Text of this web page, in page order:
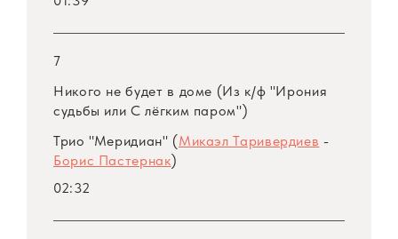
7
Никого не будет в доме (Из к/ф "Ирония
судьбы или С лёгким паром")
Трио "Меридиан" (Микаэл Таривердиев -
Борис Пастернак)
02:32